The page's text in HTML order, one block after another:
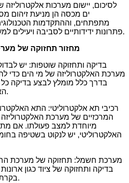
לסיכום, יישום מערכות
ים מכסה הן מניעת זיהום
מתפתחים, וההתקדמות
פתרונות ידידותיים לסביבה ויעילים למערכות אנרגיה חופיות וימיות.
מחזור תחזוקה של
מערכת האלקטרוליזה של מי הים כדי
האנודה ותקינות חלקי החיבור.
המרכזיים של מערכת
מיוחדת למצב פעולתו. אם
האלקטרוליטי, יש לנקוט בשטיפה
בדיקה ותחזוקה של ציוד כגון
בקרת תפעול וספקי כוח מיישרים.